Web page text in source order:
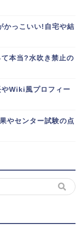
かっこいい!自宅や結
本当?水吹き禁止の
Wiki風プロフィー
やセンター試験の点